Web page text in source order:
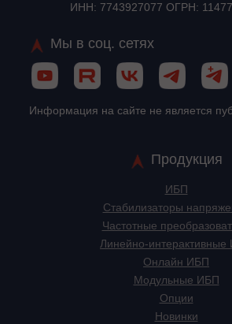
ИНН: 7743927077 ОГРН:
Мы в соц. сетях
Информация на сайте не является
Продукция
ИБП
Стабилизаторы
Частотные
Линейно-интерактивные
Онлайн ИБП
Модульные ИБП
Опции
Новинки